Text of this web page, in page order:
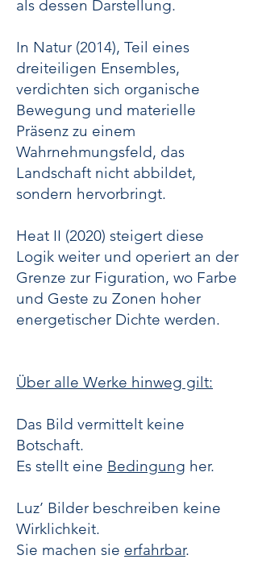
als dessen Darstellung.
In Natur (2014), Teil eines
dreiteiligen Ensembles,
verdichten sich organische
Bewegung und materielle
Präsenz zu einem
Wahrnehmungsfeld, das
Landschaft nicht abbildet,
sondern hervorbringt.
Heat II (2020) steigert diese
Logik weiter und operiert an der
Grenze zur Figuration, wo Farbe
und Geste zu Zonen hoher
energetischer Dichte werden.
Über alle Werke hinweg gilt:
Das Bild vermittelt keine
Botschaft.
Es stellt eine Bedingung her.
Luz’ Bilder beschreiben keine
Wirklichkeit.
Sie machen sie erfahrbar.